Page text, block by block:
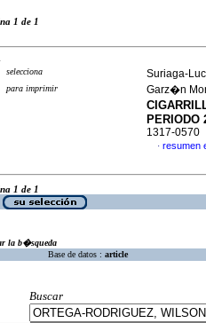
1 de 1
selecciona
para imprimir
Suriaga-
Garz�n
PERIODO
1317-0570
· resumen
1 de 1
la b�squeda
Base de datos : article
Buscar